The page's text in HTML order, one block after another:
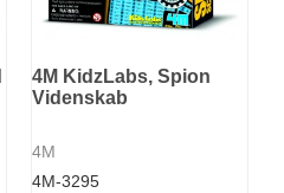
4M KidzLabs, Spion
Videnskab
4M
4M-3295